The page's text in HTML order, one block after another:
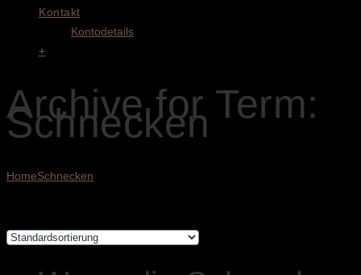
Kontakt
Kontodetails
+
Archive for Term:
Schnecken
HomeSchnecken